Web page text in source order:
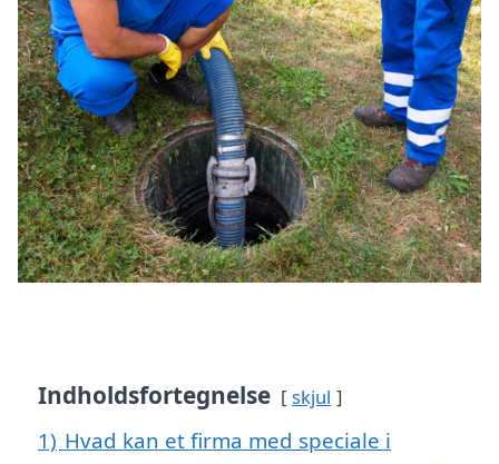
Indholdsfortegnelse skjul
1) Hvad kan et firma med speciale i